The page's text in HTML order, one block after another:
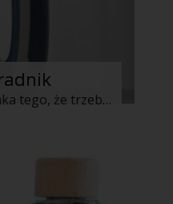
Niejednej z nas zdarzyło się przypalić żelazko. Czy jednak jest to oznaka tego, że trzeba ten sprzęt natychmiast wyrzucić, a w jego miejsce zakupić nowy? Niekoniecznie. Użyj TYCH sposobów, a nadasz żelazku drugie życie!